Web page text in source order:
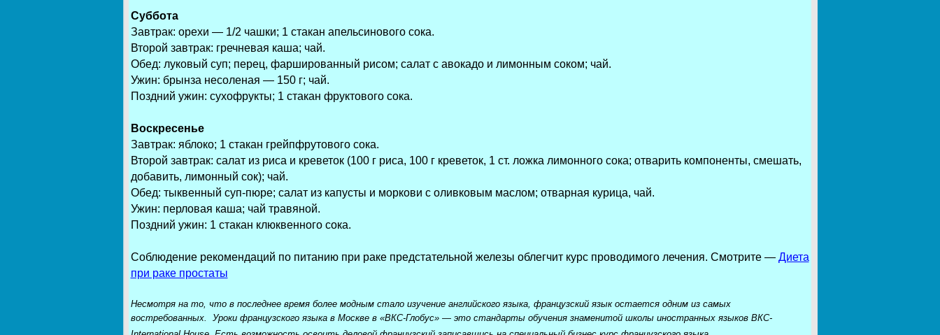
Суббота
Завтрак: орехи — 1/2 чашки; 1 стакан апельсинового сока.
Второй завтрак: гречневая каша; чай.
Обед: луковый суп; перец, фаршированный рисом; салат с авокадо и лимонным соком; чай.
Ужин: брынза несоленая — 150 г; чай.
Поздний ужин: сухофрукты; 1 стакан фруктового сока.
Воскресенье
Завтрак: яблоко; 1 стакан грейпфрутового сока.
Второй завтрак: салат из риса и креветок (100 г риса, 100 г креветок, 1 ст. ложка лимонного сока; отварить компоненты, смешать,
добавить, лимонный сок); чай.
Обед: тыквенный суп-пюре; салат из капусты и моркови с оливковым маслом; отварная курица, чай.
Ужин: перловая каша; чай травяной.
Поздний ужин: 1 стакан клюквенного сока.
Соблюдение рекомендаций по питанию при раке предстательной железы облегчит курс проводимого лечения. Смотрите — Диета
при раке простаты
Несмотря на то, что в последнее время более модным стало изучение английского языка, французский язык остается одним из самых
востребованных. Уроки французского языка в Москве в «ВКС-Глобус» — это стандарты обучения знаменитой школы иностранных языков ВКС-